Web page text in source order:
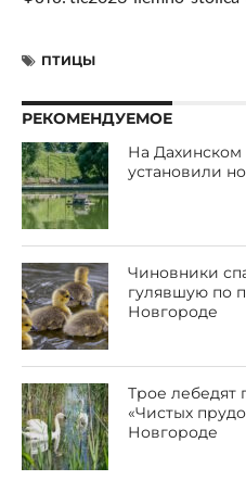
ПТИЦЫ
РЕКОМЕНДУЕМОЕ
На Дахинском
установили
Чиновники
гулявшую по
Новгороде
Трое лебедят
«Чистых
Новгороде